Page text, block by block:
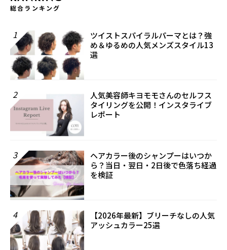
総合ランキング
1
ツイストスパイラルパーマとは？強
め＆ゆるめの人気メンズスタイル13
選
2
人気美容師キヨモモさんのセルフス
タイリングを公開！インスタライブ
レポート
3
ヘアカラー後のシャンプーはいつか
ら？当日・翌日・2日後で色落ち経過
を検証
4
【2026年最新】ブリーチなしの人気
アッシュカラー25選